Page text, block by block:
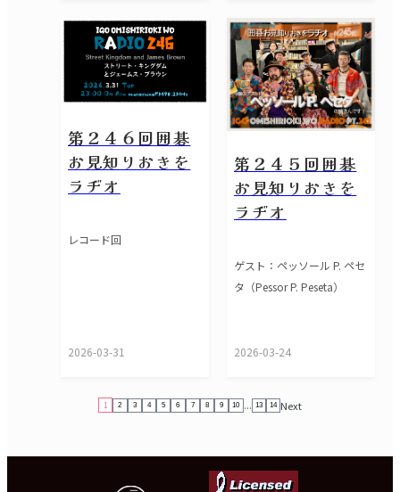
第２４６回囲碁
お見知りおきを
ラヂオ
レコード回
2026-03-31
第２４５回囲碁
お見知りおきを
ラヂオ
ゲスト：ペッソール P. ペセ
タ（Pessor P. Peseta）
2026-03-24
1 2 3 4 5 6 7 8 9 10 ... 13 14 Next